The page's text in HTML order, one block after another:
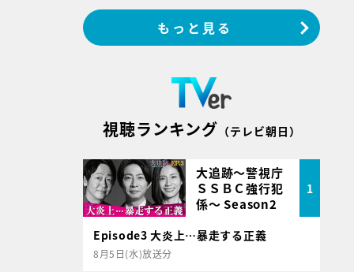
もっと見る
視聴ランキング （テレビ朝日）
大追跡～警視庁
ＳＳＢＣ強行犯
係～ Season2
1
Episode3 大炎上…暴走する正義
8月5日(水)放送分